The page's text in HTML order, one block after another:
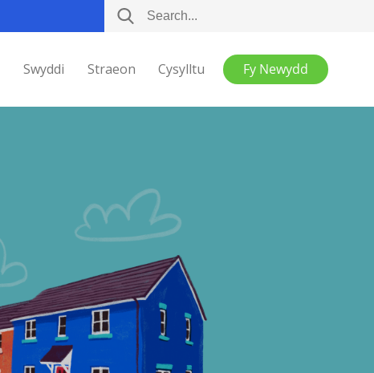
Swyddi Straeon Cysylltu Fy Newydd